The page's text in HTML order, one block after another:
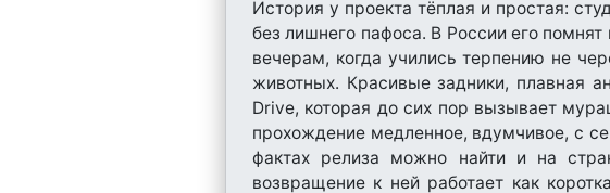
История у проекта тёплая и простая:
без лишнего пафоса. В России его
вечерам, когда учились терпению не
животных. Красивые задники, плавная
Drive, которая до сих пор вызывает
прохождение медленное, вдумчивое, с
фактах релиза можно найти и на
возвращение к ней работает как